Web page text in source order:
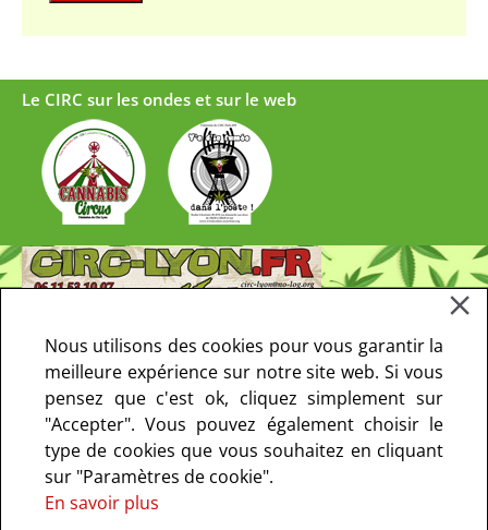
Le CIRC sur les ondes et sur le web
Nous utilisons des cookies pour vous garantir la
meilleure expérience sur notre site web. Si vous
pensez que c'est ok, cliquez simplement sur
"Accepter". Vous pouvez également choisir le
type de cookies que vous souhaitez en cliquant
sur "Paramètres de cookie".
En savoir plus